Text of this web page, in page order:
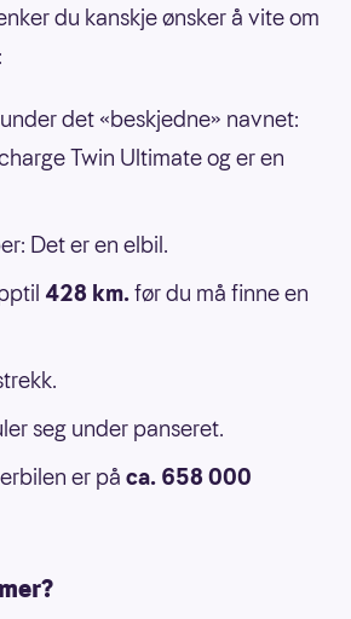
du kanskje ønsker å vite om
det «beskjedne» navnet:
Twin Ultimate og er en
Det er en elbil.
428 km.før du må finne en
seg under panseret.
er på ca. 658 000